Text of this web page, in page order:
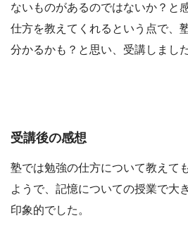
ないものがあるのではないか？と
仕方を教えてくれるという点で、
分かるかも？と思い、受講しました
受講後の感想
塾では勉強の仕方について教えて
ようで、記憶についての授業で大
印象的でした。